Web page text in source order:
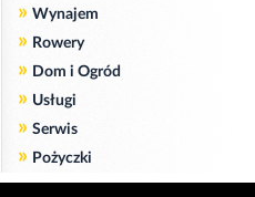
» Wynajem
» Rowery
» Dom i Ogród
» Usługi
» Serwis
» Pożyczki